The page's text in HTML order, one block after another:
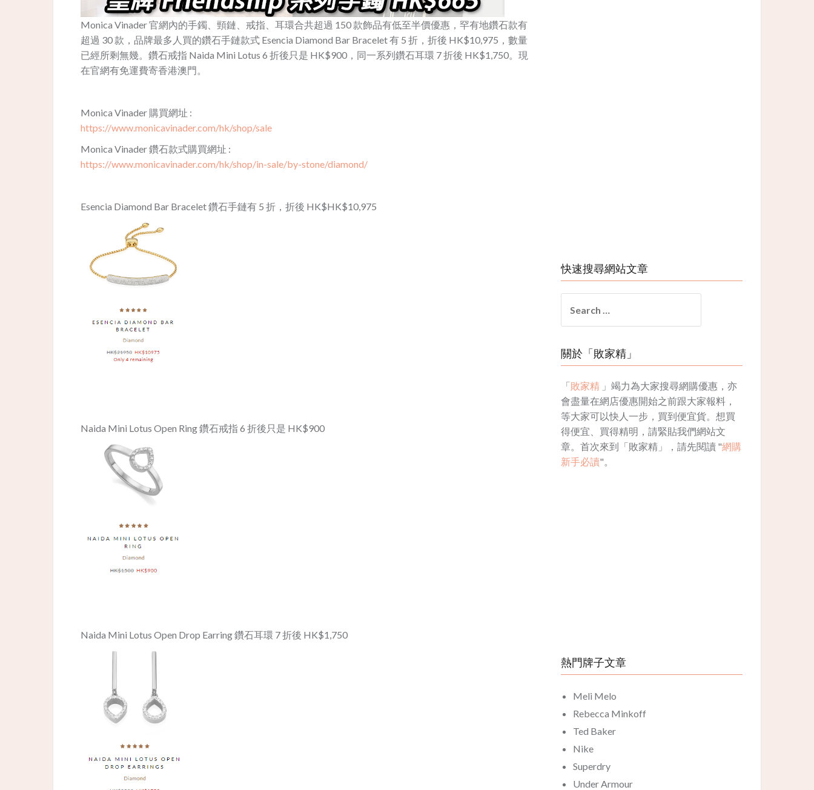
Monica Vinader 官網內的手鐲、頸鏈、戒指、耳環合共超過 150 款飾品有低至半價優惠，罕有地鑽石款有
超過 30 款，品牌最多人買的鑽石手鏈款式 Esencia Diamond Bar Bracelet 有 5 折，折後 HK$10,975，數量
已經所剩無幾。鑽石戒指 Naida Mini Lotus 6 折後只是 HK$900，同一系列鑽石耳環 7 折後 HK$1,750。現
在官網有免運費寄香港澳門。
Monica Vinader 購買網址 :
https://www.monicavinader.com/hk/shop/sale
Monica Vinader 鑽石款式購買網址 :
https://www.monicavinader.com/hk/shop/in-sale/by-stone/diamond/
Esencia Diamond Bar Bracelet 鑽石手鏈有 5 折，折後 HK$HK$10,975
​Naida Mini Lotus Open Ring 鑽石戒指 6 折後只是 HK$900
Naida Mini Lotus Open Drop Earring 鑽石耳環 7 折後 HK$1,750
快速搜尋網站文章
for:
關於「敗家精」
「敗家精 」竭力為大家搜尋網購優惠，亦
會盡量在網店優惠開始之前跟大家報料，
等大家可以快人一步，買到便宜貨。想買
得便宜、買得精明，請緊貼我們網站文
章。首次來到「敗家精」，請先閱讀 "網購
新手必讀"。
熱門牌子文章
Meli Melo
Rebecca Minkoff
Ted Baker
Nike
Superdry
Under Armour